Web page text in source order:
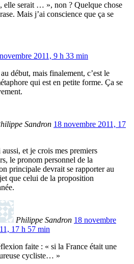
elle serait … », non ? Quelque chose
Mais j’ai conscience que ça se
2011, 9 h 33 min
début, mais finalement, c’est le
qui est en petite forme. Ça se
Sandron 18 novembre 2011, 17
et je crois mes premiers
le pronom personnel de la
principale devrait se rapporter au
que celui de la proposition
Philippe Sandron 18 novembre
17 h 57 min
faite : « si la France était une
cycliste… »